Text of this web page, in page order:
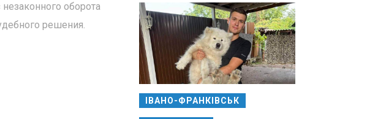
оборота
решения.
ІВАНО-ФРАНКІВСЬК